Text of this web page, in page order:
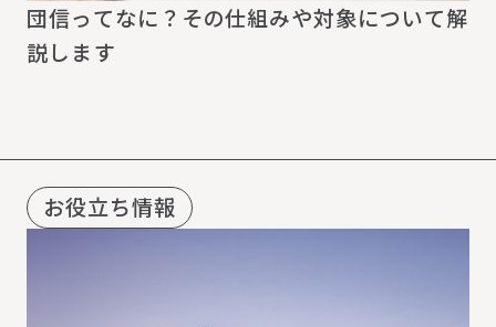
団信ってなに？その仕組みや対象について解
説します
お役立ち情報